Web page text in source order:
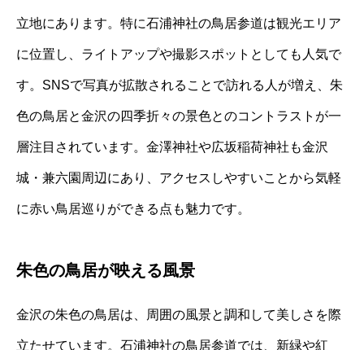
立地にあります。特に石浦神社の鳥居参道は観光エリア
に位置し、ライトアップや撮影スポットとしても人気で
す。SNSで写真が拡散されることで訪れる人が増え、朱
色の鳥居と金沢の四季折々の景色とのコントラストが一
層注目されています。金澤神社や広坂稲荷神社も金沢
城・兼六園周辺にあり、アクセスしやすいことから気軽
に赤い鳥居巡りができる点も魅力です。
朱色の鳥居が映える風景
金沢の朱色の鳥居は、周囲の風景と調和して美しさを際
立たせています。石浦神社の鳥居参道では、新緑や紅